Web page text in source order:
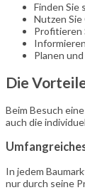
Finden Sie
Nutzen
Profitieren
Planen
Die
Beim Besuch
auch die
In jedem
nur durch seine